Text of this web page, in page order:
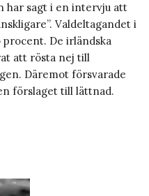
har sagt i en intervju att
Valdeltagandet i
De irländska
att rösta nej till
Däremot försvarade
förslaget till lättnad.